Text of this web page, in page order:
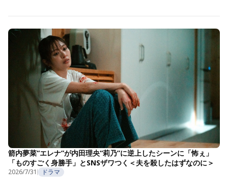
箭内夢菜“エレナ”が内田理央“莉乃”に逆上したシーンに「怖ぇ」
「ものすごく身勝手」とSNSザワつく＜夫を殺したはずなのに＞
2026/7/31 ドラマ